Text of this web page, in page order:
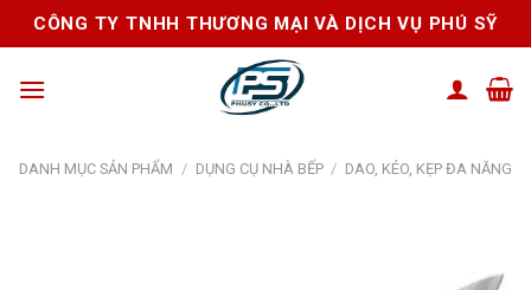
Skip
to
CÔNG TY TNHH THƯƠNG MẠI VÀ DỊCH VỤ PHÚ SỸ
DANH MỤC SẢN PHẨM / DỤNG CỤ NHÀ BẾP / DAO, KÉO, KẸP ĐA NĂNG